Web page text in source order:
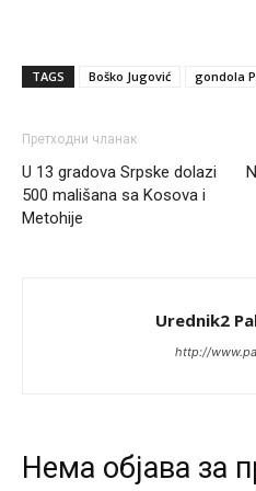
TAGS Boško Jugović gondola
Претходни чланак
U 13 gradova Srpske dolazi
500 mališana sa Kosova i
Metohije
Urednik2
http://
Нeма објава за
mu je porodica znala da je